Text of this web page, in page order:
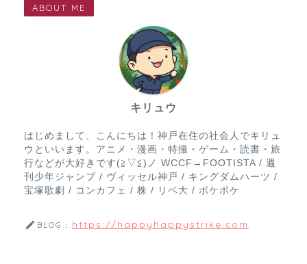
ABOUT ME
キリュウ
はじめまして、こんにちは！神戸在住の社会人でキリュ
ウといいます。アニメ・漫画・特撮・ゲーム・読書・旅
行などが大好きです(≧▽≦)ノ WCCF→FOOTISTA / 週
刊少年ジャンプ / ヴィッセル神戸 / キングダムハーツ /
宝塚歌劇 / コンカフェ / 株 / リベ大 / ポケポケ
BLOG： https://happyhappystrike.com